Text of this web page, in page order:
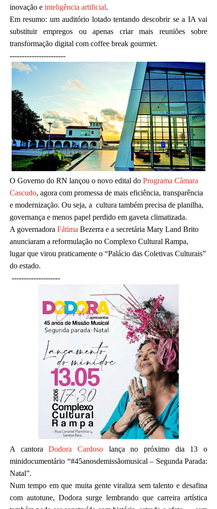
inovação e inteligência artificial.
Em resumo: um auditório lotado tentando descobrir se a IA vai
substituir empregos ou apenas criar mais reuniões sobre
transformação digital com coffee break gourmet.
-----------------------
O Governo do RN lançou o novo edital do Programa Câmara
Cascudo, agora com promessa de mais eficiência, transparência
e modernização. Ou seja, a cultura também precisa de planilha,
governança e menos papel perdido em gaveta climatizada.
A governadora Fátima Bezerra e a secretária Mary Land Brito
anunciaram a reformulação no Complexo Cultural Rampa,
lugar que virou praticamente o “Palácio das Coletivas Culturais”
do estado.
--------------------
A cantoraDodora Cardoso lança no próximo dia 13 o
minidocumentário “#45anosdemissãomusical – Segunda Parada:
Natal”.
Num tempo em que muita gente viraliza sem talento e desafina
com autotune, Dodora surge lembrando que carreira artística